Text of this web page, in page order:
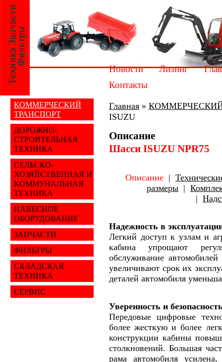
Новости Лизинг
Контакты
Главная »
ISUZU
Описание
Шасси ISUZU NPR75
Описание |
размеры |
|
Надежность в
Легкий доступ к узлам и
кабина упрощают
обслуживание
увеличивают срок их
деталей автомобиля
Уверенность и
Передовые цифровые
более жесткую и более
конструкции кабины
столкновений. Большая
рама автомобиля
КОММЕРЧЕСКИЙ
ТРАНСПОРТ
ДОРОЖНО-
СТРОИТЕЛЬНАЯ
ТЕХНИКА
СЕЛЬСКО-
ХОЗЯЙСТВЕННАЯ И
КОММУНАЛЬНАЯ
ТЕХНИКА
НАВЕСНОЕ
ОБОРУДОВАНИЕ
ЗАПЧАСТИ
ФИЛЬТРЫ
СКЛАДСКАЯ
ТЕХНИКА
СЕРВИС